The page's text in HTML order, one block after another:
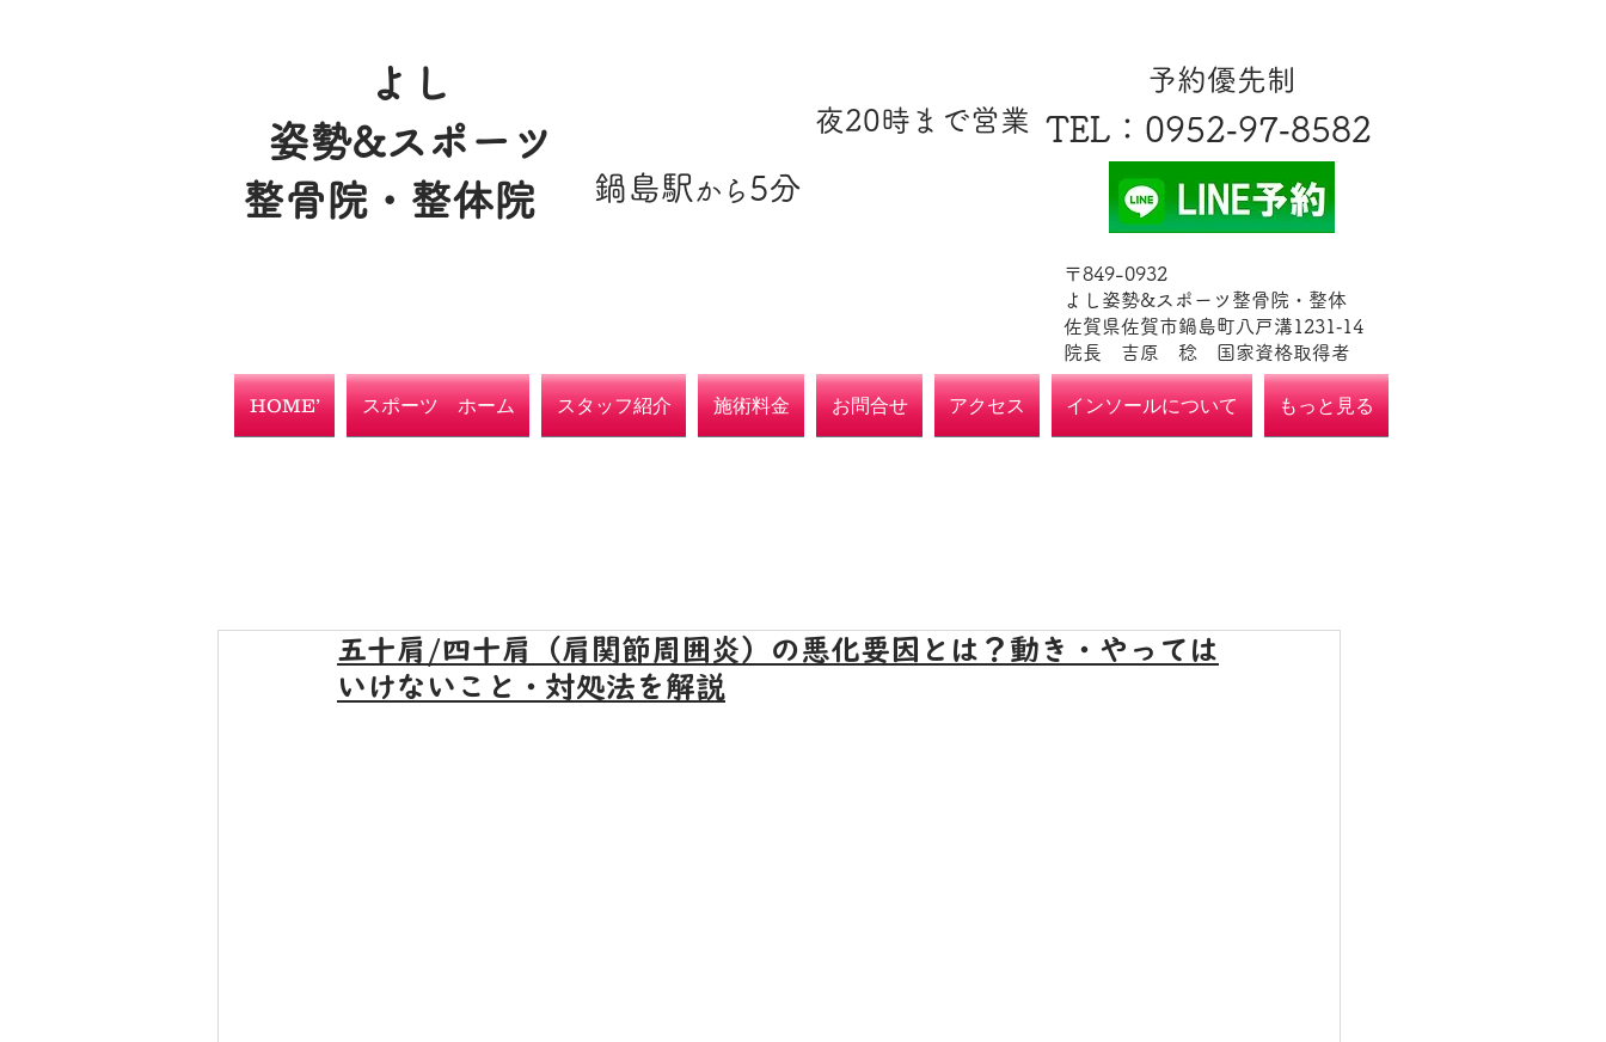
よし
姿勢&スポーツ
整骨院・整体院
​夜20時まで営業
​鍋島駅 から 5分
​予約優先制
TEL ​：0952‐97‐8582
​〒849-0932
よし姿勢&スポーツ整骨院・整体
佐賀県佐賀市鍋島町八戸溝1231‐14
​​院長 吉原 稔​ 国家資格取得者
HOME’ スポーツ ホーム スタッフ紹介 施術料金 お問合せ アクセス インソールについて もっと見る
五十肩/四十肩（肩関節周囲炎）の悪化要因とは？動き・やっては
いけないこと・対処法を解説